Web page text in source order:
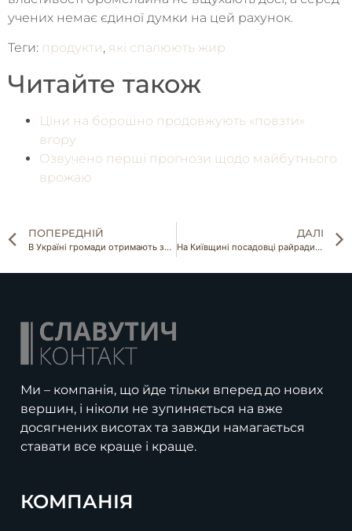
учених немає єдиної думки на цей рахунок.
Теги: продукти, які спалюють жир
Читайте також
Ціни на борошно продовжують «‎повзти»‎
вгору
Озвучено перші прогнози щодо майбутнього
врожаю
ПОПЕРЕДНІЙ
В Україні громади отримають збільшення надходжень з державного бюджету у 2022 році
ДАЛІ
На Київщині посадовці райради за хабарі змінювали цільове призначення земельних ділянок
Ми – компанія, що йде тільки вперед до нових
вершин, і ніколи не зупиняється на вже
досягнених висотах та завжди намагається
ставати все краще і краще.
КОМПАНІЯ